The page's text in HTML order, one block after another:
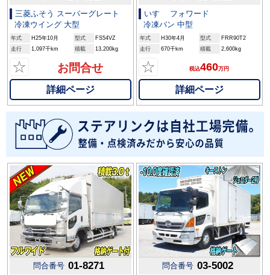
三菱ふそう スーパーグレート
冷凍ウイング 大型
年式 H25年10月 型式
FS54VZ
走行
1,097千km 積載 13,200kg
☆ お問合せ
詳細ページ
いすゞ フォワード
冷凍バン 中型
年式 H30年4月 型式
FRR90T2
走行
670千km 積載 2,600kg
☆ 税込460万円
詳細ページ
問合番号 01-8271 問合番号 03-5002